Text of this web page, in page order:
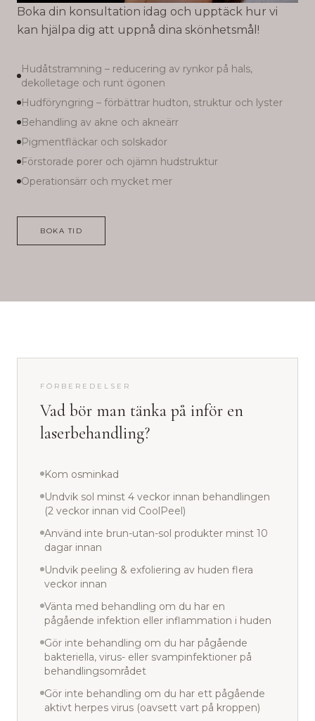
Boka din konsultation idag och upptäck hur vi
kan hjälpa dig att uppnå dina skönhetsmål!
Hudåtstramning – reducering av rynkor på hals,
dekolletage och runt ögonen
Hudföryngring – förbättrar hudton, struktur och lyster
Behandling av akne och akneärr
Pigmentfläckar och solskador
Förstorade porer och ojämn hudstruktur
Operationsärr och mycket mer
BOKA TID
FÖRBEREDELSER
Vad bör man tänka på inför en
laserbehandling?
Kom osminkad
Undvik sol minst 4 veckor innan behandlingen
(2 veckor innan vid CoolPeel)
Använd inte brun-utan-sol produkter minst 10
dagar innan
Undvik peeling & exfoliering av huden flera
veckor innan
Vänta med behandling om du har en
pågående infektion eller inflammation i huden
Gör inte behandling om du har pågående
bakteriella, virus- eller svampinfektioner på
behandlingsområdet
Gör inte behandling om du har ett pågående
aktivt herpes virus (oavsett vart på kroppen)